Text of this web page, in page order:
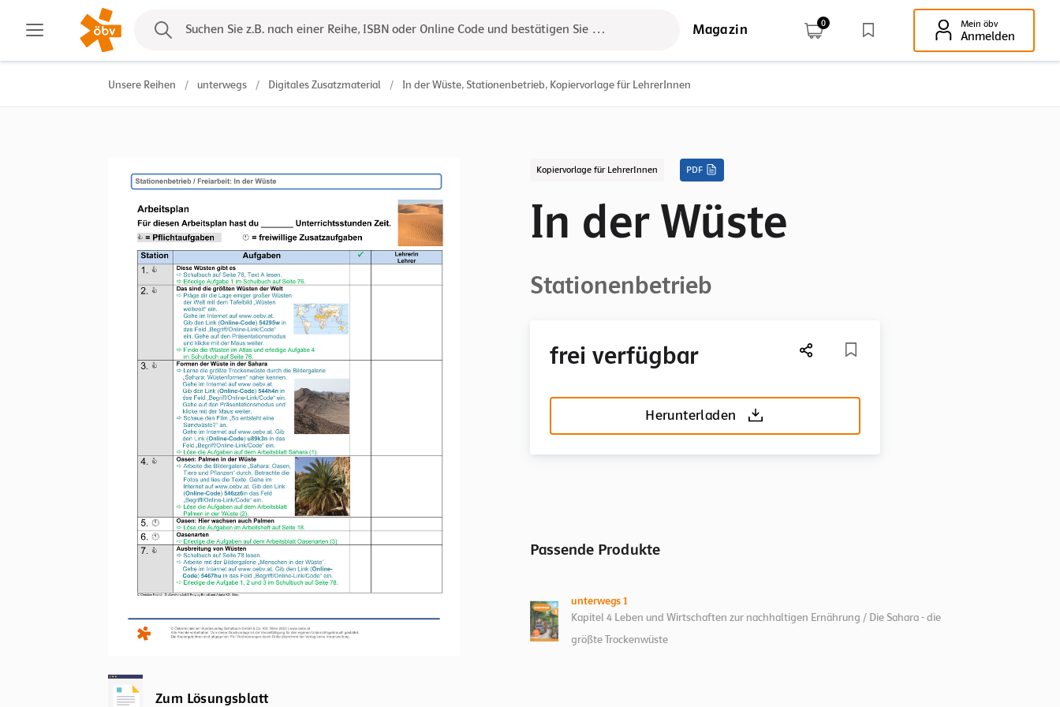
Suchen Sie z.B. nach einer Reihe, ISBN oder Online Code und bestätigen Sie das Ergebnis mit der Enter-Taste!
Magazin 0 Mein öbv
Anmelden
Kontakt
Unsere Reihen / unterwegs / Digitales Zusatzmaterial / In der Wüste, Stationenbetrieb, Kopiervorlage für LehrerInnen
Zum Lösungsblatt
Kopiervorlage für LehrerInnen PDF
In der Wüste
Stationenbetrieb
frei verfügbar
Herunterladen
Passende Produkte
unterwegs 1
Kapitel 4 Leben und Wirtschaften zur nachhaltigen Ernährung / Die Sahara - die
größte Trockenwüste